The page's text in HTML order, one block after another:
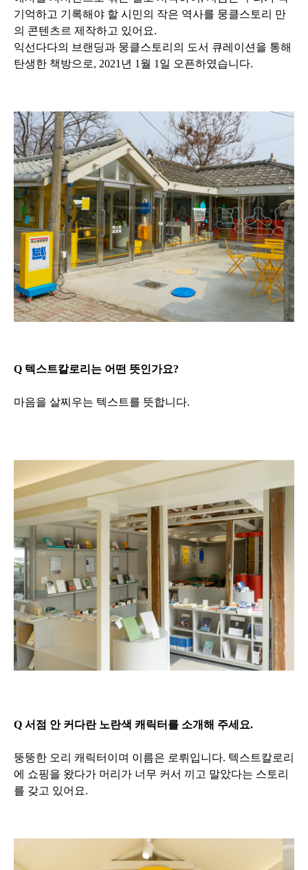
기억하고 기록해야 할 시민의 작은 역사를 뭉클스토리 만
의 콘텐츠르 제작하고 있어요.
익선다다의 브랜딩과 뭉클스토리의 도서 큐레이션을 통해
탄생한 책방으로, 2021년 1월 1일 오픈하였습니다.
Q 텍스트칼로리는 어떤 뜻인가요?
마음을 살찌우는 텍스트를 뜻합니다.
Q 서점 안 커다란 노란색 캐릭터를 소개해 주세요.
뚱뚱한 오리 캐릭터이며 이름은 로뤼입니다. 텍스트칼로리
에 쇼핑을 왔다가 머리가 너무 커서 끼고 말았다는 스토리
를 갖고 있어요.